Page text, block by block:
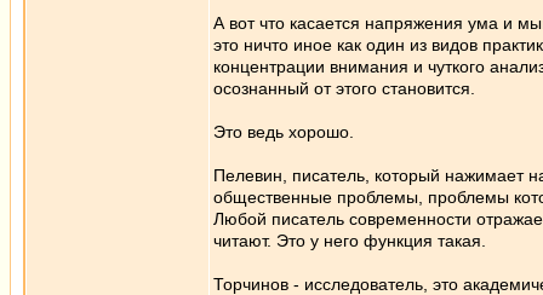
А вот что касается напряжения ума и
это ничто иное как один из видов
концентрации внимания и чуткого
осознанный от этого становится.
Это ведь хорошо.
Пелевин, писатель, который нажимает
общественные проблемы, проблемы
Любой писатель современности
читают. Это у него функция такая.
Торчинов - исследователь, это